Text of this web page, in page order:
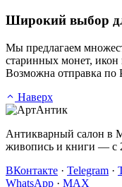
Широкий выбор
Мы предлагаем
старинных монет, икон
Возможна отправка по
Наверх
Антикварный салон в
живопись и книги — с
ВКонтакте · Telegram ·
WhatsApp · MAX